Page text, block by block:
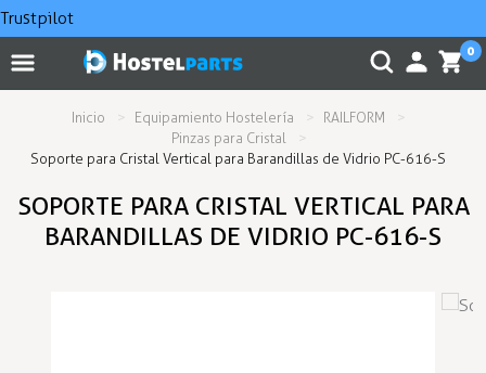
Trustpilot
0
Inicio Equipamiento Hostelería
RAILFORM
Pinzas para Cristal
Soporte para Cristal Vertical para Barandillas de Vidrio PC-616-S
SOPORTE PARA CRISTAL VERTICAL PARA
BARANDILLAS DE VIDRIO PC-616-S